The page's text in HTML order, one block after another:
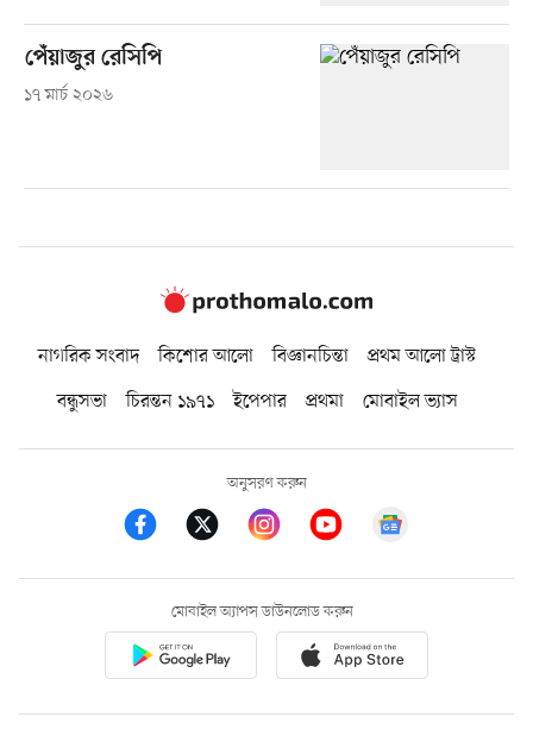
পেঁয়াজুর রেসিপি
১৭ মার্চ ২০২৬
নাগরিক সংবাদ কিশোর আলো বিজ্ঞানচিন্তা
প্রথম আলো ট্রাস্ট
বন্ধুসভা
চিরন্তন ১৯৭১ ইপেপার প্রথমা মোবাইল ভ্যাস
অনুসরণ করুন
মোবাইল অ্যাপস ডাউনলোড করুন